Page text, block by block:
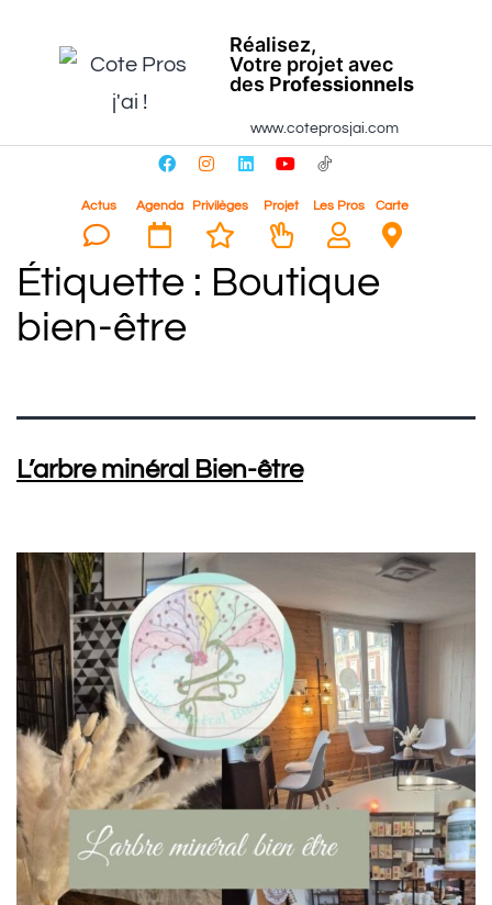
Réalisez,
Votre projet avec
des Professionnels
www.coteprosjai.com
Actus Agenda Privilèges Projet Les Pros Carte
Étiquette : Boutique
bien-être
L’arbre minéral Bien-être